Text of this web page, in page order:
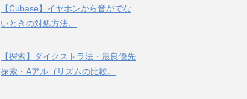
【Cubase】イヤホンから音がでな
いときの対処方法。
【探索】ダイクストラ法・最良優先
探索・Aアルゴリズムの比較。